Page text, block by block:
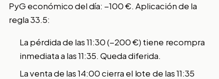
PyG económico del día: −100 €. Aplicación de la
regla 33.5:
La pérdida de las 11:30 (−200 €) tiene recompra
inmediata a las 11:35. Queda diferida.
La venta de las 14:00 cierra el lote de las 11:35